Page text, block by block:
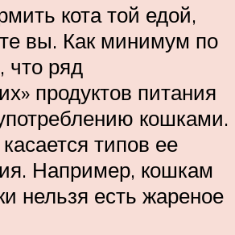
кота той едой,
вы. Как минимум по
что ряд
продуктов питания
кошками.
типов ее
Например, кошкам
нельзя есть жареное